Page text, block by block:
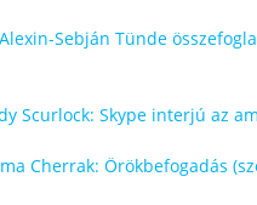
Sebján Tünde
Scurlock: Skype interjú az
Cherrak: Örökbefogadás